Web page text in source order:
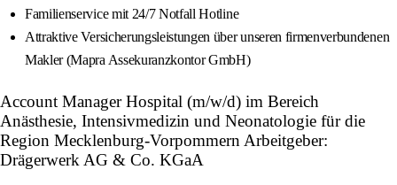
Familienservice mit 24/7 Notfall Hotline
Attraktive Versicherungsleistungen über unseren firmenverbundenen
Makler (Mapra Assekuranzkontor GmbH)
Account Manager Hospital (m/w/d) im Bereich
Anästhesie, Intensivmedizin und Neonatologie für die
Region Mecklenburg-Vorpommern Arbeitgeber:
Drägerwerk AG & Co. KGaA